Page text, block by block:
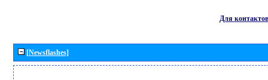
Для контактов
[Newsflashes]